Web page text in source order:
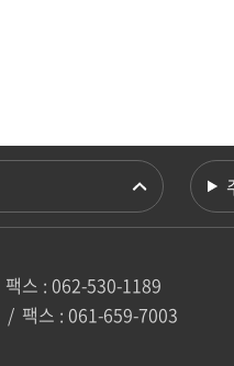
팩스 : 062-530-1189
/ 팩스 : 061-659-7003